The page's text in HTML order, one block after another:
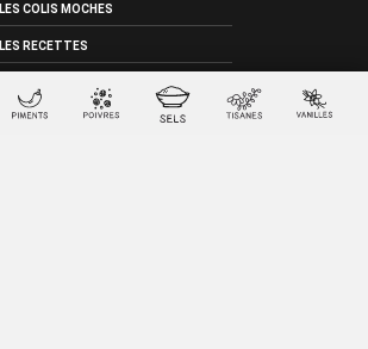
LES COLIS MOCHES
LES RECETTES
LES COFFRETS SUR-MESURE